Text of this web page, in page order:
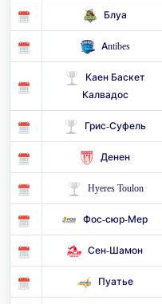
Блуа
Antibes
Каен Баскет
Калвадос
Грис-Суфель
Денен
Hyeres Toulon
Фос-сюр-Мер
Сен-Шамон
Пуатье